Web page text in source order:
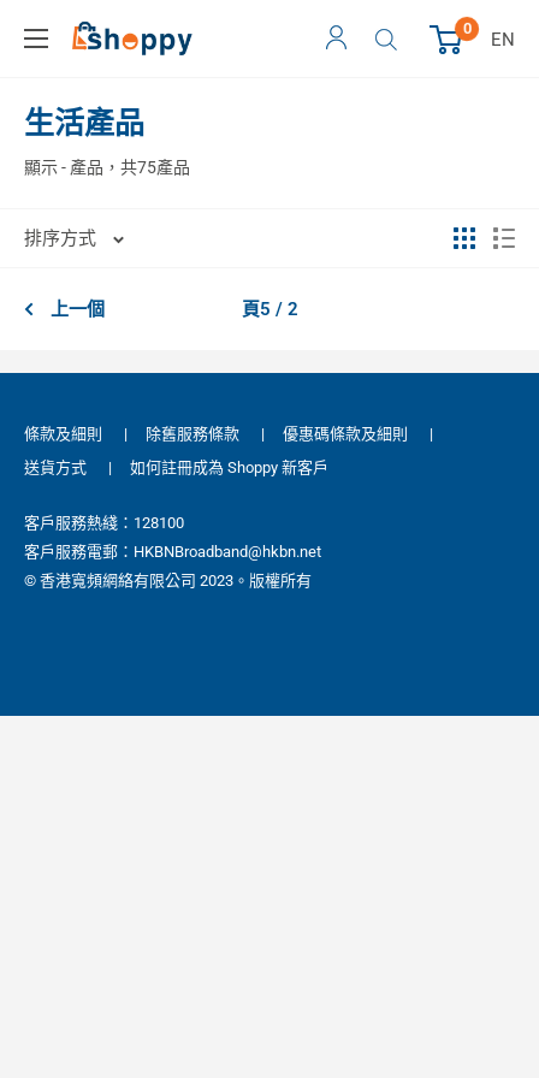
0
EN
生活產品
顯示 - 產品，共75產品
排序方式
上一個 頁5 / 2
條款及細則 | 除舊服務條款 | 優惠碼條款及細則
|
送貨方式
| 如何註冊成為 Shoppy 新客戶
客戶服務熱綫：128100
客戶服務電郵：HKBNBroadband@hkbn.net
© 香港寬頻網絡有限公司 2023。版權所有